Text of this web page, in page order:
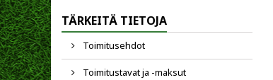
TÄRKEITÄ TIETOJA
Toimitusehdot
Toimitustavat ja -maksut